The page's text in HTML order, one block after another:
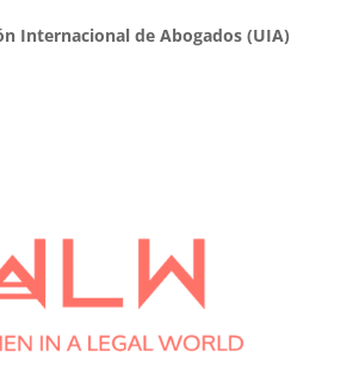
Internacional de Abogados (UIA)